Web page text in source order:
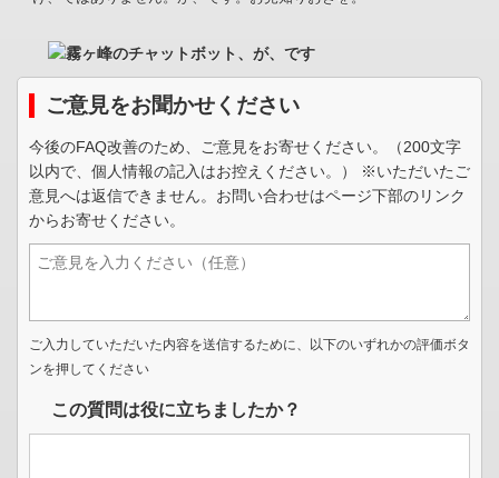
ご意見をお聞かせください
今後のFAQ改善のため、ご意見をお寄せください。（200文字
以内で、個人情報の記入はお控えください。） ※いただいたご
意見へは返信できません。お問い合わせはページ下部のリンク
からお寄せください。
ご入力していただいた内容を送信するために、以下のいずれかの評価ボタ
ンを押してください
この質問は役に立ちましたか？